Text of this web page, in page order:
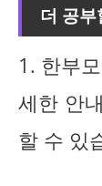
더 공
1. 한부
세한 안
할 수 있